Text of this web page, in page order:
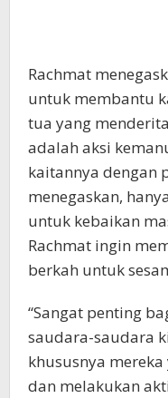
Rachmat
untuk membantu
tua yang
adalah aksi
kaitannya dengan
menegaskan,
untuk kebaikan
Rachmat ingin
berkah untuk
“Sangat penting
saudara-saudara
khususnya
dan melakukan